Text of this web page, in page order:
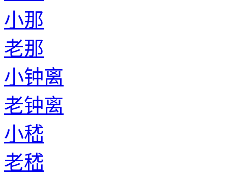
小那
老那
小钟离
老钟离
小嵇
老嵇